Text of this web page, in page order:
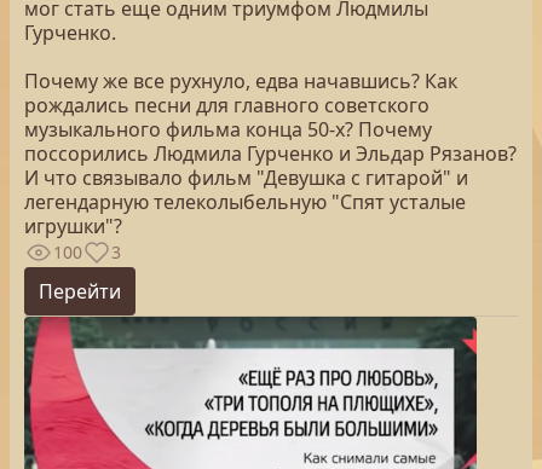
мог стать еще одним триумфом Людмилы
Гурченко.
Почему же все рухнуло, едва начавшись? Как
рождались песни для главного советского
музыкального фильма конца 50-х? Почему
поссорились Людмила Гурченко и Эльдар Рязанов?
И что связывало фильм "Девушка с гитарой" и
легендарную телеколыбельную "Спят усталые
игрушки"?
100 3
Перейти